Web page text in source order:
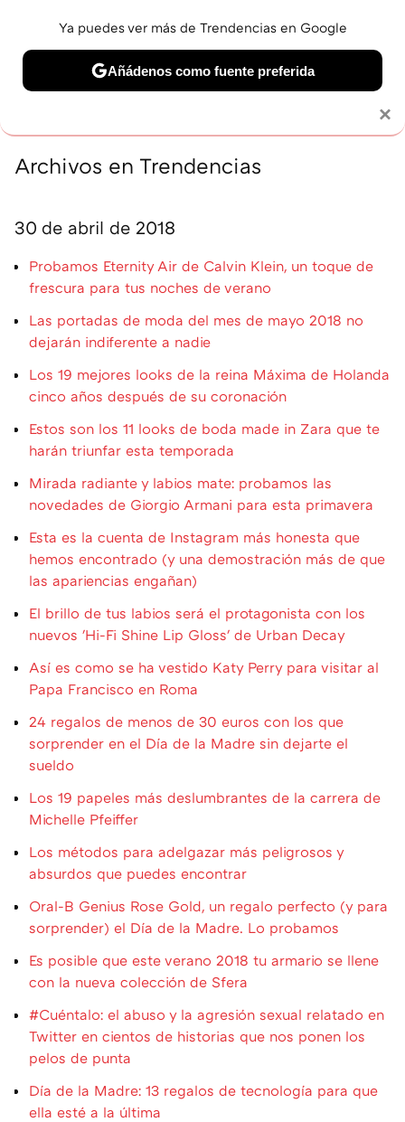
BELLEZA SHOPPING VIAJES GASTRO SNEAKERS
Archivos en Trendencias
30 de abril de 2018
Probamos Eternity Air de Calvin Klein, un toque de
frescura para tus noches de verano
Las portadas de moda del mes de mayo 2018 no
dejarán indiferente a nadie
Los 19 mejores looks de la reina Máxima de Holanda
cinco años después de su coronación
Estos son los 11 looks de boda made in Zara que te
harán triunfar esta temporada
Mirada radiante y labios mate: probamos las
novedades de Giorgio Armani para esta primavera
Esta es la cuenta de Instagram más honesta que
hemos encontrado (y una demostración más de que
las apariencias engañan)
El brillo de tus labios será el protagonista con los
nuevos 'Hi-Fi Shine Lip Gloss' de Urban Decay
Así es como se ha vestido Katy Perry para visitar al
Papa Francisco en Roma
24 regalos de menos de 30 euros con los que
sorprender en el Día de la Madre sin dejarte el
sueldo
Los 19 papeles más deslumbrantes de la carrera de
Michelle Pfeiffer
Los métodos para adelgazar más peligrosos y
absurdos que puedes encontrar
Oral-B Genius Rose Gold, un regalo perfecto (y para
sorprender) el Día de la Madre. Lo probamos
Es posible que este verano 2018 tu armario se llene
con la nueva colección de Sfera
#Cuéntalo: el abuso y la agresión sexual relatado en
Twitter en cientos de historias que nos ponen los
pelos de punta
Día de la Madre: 13 regalos de tecnología para que
ella esté a la última
×
Ya puedes ver más de Trendencias en Google
Añádenos como fuente preferida